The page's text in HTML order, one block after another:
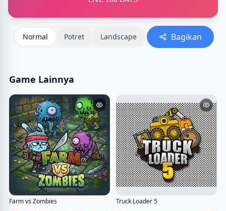
Normal Potret Landscape Bagikan
Game Lainnya
Farm vs Zombies Truck Loader 5